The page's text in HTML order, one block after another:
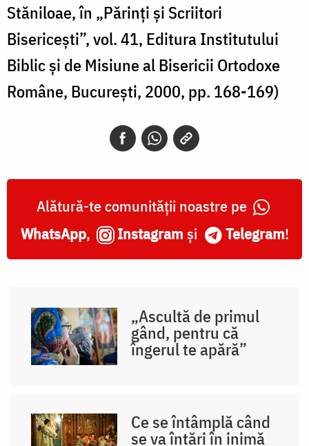
Stăniloae, în „Părinți și Scriitori
Bisericești”, vol. 41, Editura Institutului
Biblic și de Misiune al Bisericii Ortodoxe
Române, București, 2000, pp. 168-169)
Alătură-te comunității noastre pe
WhatsApp, Instagram și Telegram!
„Ascultă de primul
gând, pentru că
îngerul te apără”
Ce se întâmplă când
se va întări în inimă